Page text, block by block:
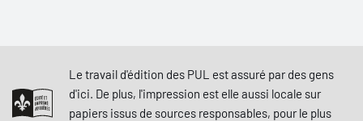
Le travail d'édition des PUL est assuré par des gens
d'ici. De plus, l'impression est elle aussi locale sur
papiers issus de sources responsables, pour le plus